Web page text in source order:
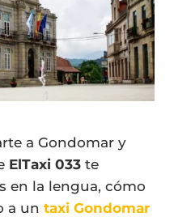
a Gondomar y
ElTaxi 033te
en la lengua, cómo
a un taxi Gondomar